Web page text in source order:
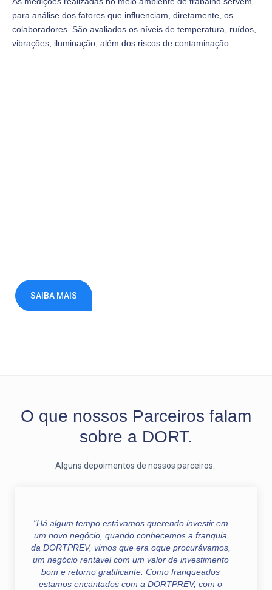
para análise dos fatores que influenciam, diretamente, os
colaboradores. São avaliados os níveis de temperatura, ruídos,
vibrações, iluminação, além dos riscos de contaminação.
SAIBA MAIS
O que nossos Parceiros falam
sobre a DORT.
Alguns depoimentos de nossos parceiros.
"Há algum tempo estávamos querendo investir em
um novo negócio, quando conhecemos a franquia
da DORTPREV, vimos que era oque procurávamos,
um negócio rentável com um valor de investimento
bom e retorno gratificante. Como franqueados
estamos encantados com a DORTPREV, com o